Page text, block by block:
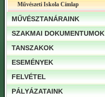
Művészeti Iskola Címlap
MŰVÉSZTANÁRAINK
SZAKMAI DOKUMENTUMOK
TANSZAKOK
ESEMÉNYEK
FELVÉTEL
PÁLYÁZATAINK